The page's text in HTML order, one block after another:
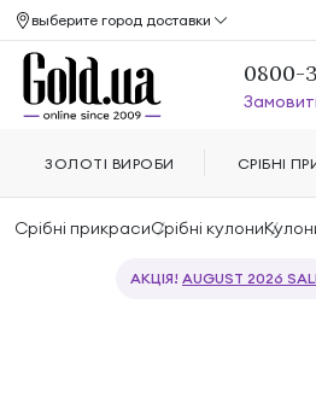
Срібні прикрасиСрібні кулони
АКЦІЯ! AUGUST 2026
выберите город доставки
0800-
ЗОЛОТІ ВИРОБИ СРІБНІ